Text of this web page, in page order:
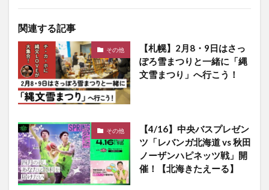
関連する記事
その他
【札幌】2月8・9日はさっ
ぽろ雪まつりと一緒に「縄
文雪まつり」へ行こう！
その他
【4/16】中央バスプレゼン
ツ「レバンガ北海道 vs 秋田
ノーザンハピネッツ戦」開
催！【北海きたえーる】